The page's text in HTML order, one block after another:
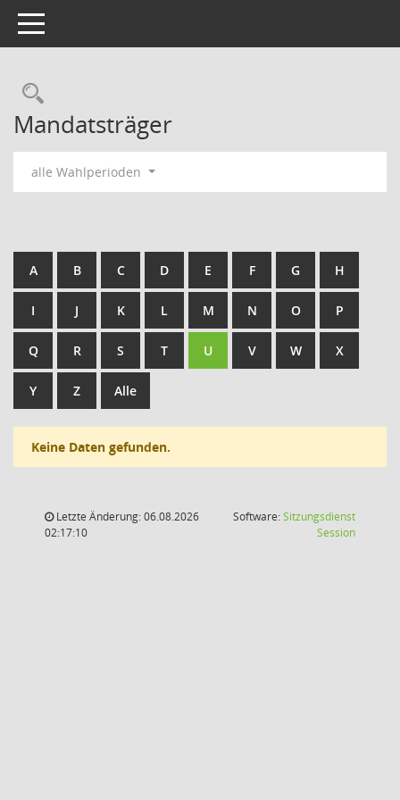
Toggle navigation
Rechercheauswahl
Mandatsträger
alle Wahlperioden
A B C D E F G H
I J K L M N O P
Q R S T U V W X
Y Z Alle
Keine Daten gefunden.
Letzte Änderung: 06.08.2026
02:17:10
Software:Sitzungsdienst
Session(Wird in